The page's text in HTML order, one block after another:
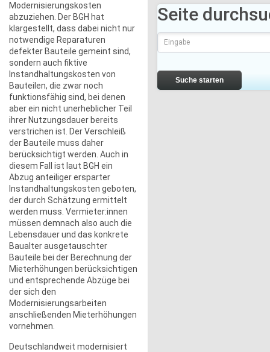
Modernisierungskosten
abzuziehen. Der BGH hat
klargestellt, dass dabei nicht nur
notwendige Reparaturen
defekter Bauteile gemeint sind,
sondern auch fiktive
Instandhaltungskosten von
Bauteilen, die zwar noch
funktionsfähig sind, bei denen
aber ein nicht unerheblicher Teil
ihrer Nutzungsdauer bereits
verstrichen ist. Der Verschleiß
der Bauteile muss daher
berücksichtigt werden. Auch in
diesem Fall ist laut BGH ein
Abzug anteiliger ersparter
Instandhaltungskosten geboten,
der durch Schätzung ermittelt
werden muss. Vermieter:innen
müssen demnach also auch die
Lebensdauer und das konkrete
Baualter ausgetauschter
Bauteile bei der Berechnung der
Mieterhöhungen berücksichtigen
und entsprechende Abzüge bei
der sich den
Modernisierungsarbeiten
anschließenden Mieterhöhungen
vornehmen.
Deutschlandweit modernisiert
Seite
Suche starten